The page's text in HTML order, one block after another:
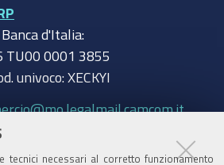
tecnici necessari al corretto funzionamento
d'Italia:
TU00 0001 3855
univoco: XECKYI